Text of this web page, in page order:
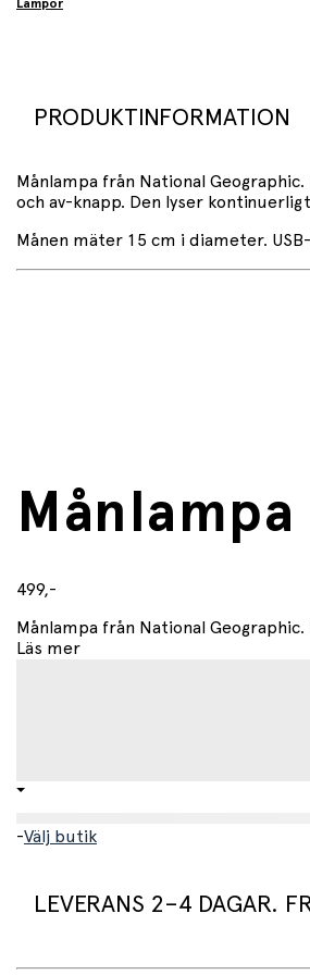
Lampor
PRODUKTINFORMATION
Månlampa från National
och av-knapp. Den lyser
Månen mäter 15 cm i diameter.
499,-
Månlampa från National
Läs mer
-Välj butik
LEVERANS 2–4 DAGAR.